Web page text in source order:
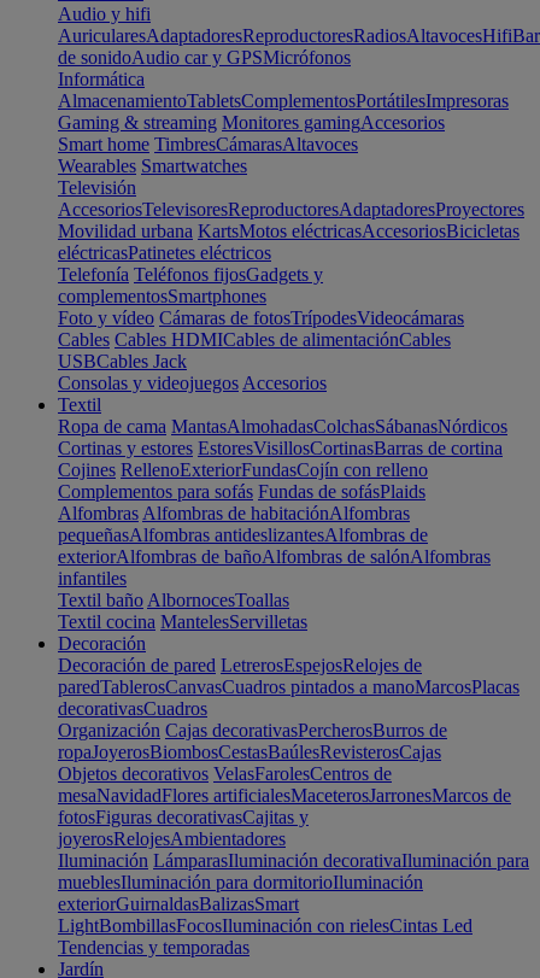
Audio y hifi
AuricularesAdaptadoresReproductoresRadiosAltavocesHifi
de sonidoAudio car y GPSMicrófonos
Informática
AlmacenamientoTabletsComplementosPortátilesImpresoras
Gaming & streaming Monitores gamingAccesorios
Smart home TimbresCámarasAltavoces
Wearables Smartwatches
Televisión
AccesoriosTelevisoresReproductoresAdaptadoresProyectores
Movilidad urbana KartsMotos eléctricasAccesoriosBicicletas
eléctricasPatinetes eléctricos
Telefonía Teléfonos fijosGadgets y
complementosSmartphones
Foto y vídeo Cámaras de fotosTrípodesVideocámaras
Cables Cables HDMICables de alimentaciónCables
USBCables Jack
Consolas y videojuegos Accesorios
Textil
Ropa de cama MantasAlmohadasColchasSábanasNórdicos
Cortinas y estores EstoresVisillosCortinasBarras de cortina
Cojines RellenoExteriorFundasCojín con relleno
Complementos para sofás Fundas de sofásPlaids
Alfombras Alfombras de habitaciónAlfombras
pequeñasAlfombras antideslizantesAlfombras de
exteriorAlfombras de bañoAlfombras de salónAlfombras
infantiles
Textil baño AlbornocesToallas
Textil cocina MantelesServilletas
Decoración
Decoración de pared LetrerosEspejosRelojes de
paredTablerosCanvasCuadros pintados a manoMarcosPlacas
decorativasCuadros
Organización Cajas decorativasPercherosBurros de
ropaJoyerosBiombosCestasBaúlesRevisterosCajas
Objetos decorativos VelasFarolesCentros de
mesaNavidadFlores artificialesMaceterosJarronesMarcos de
fotosFiguras decorativasCajitas y
joyerosRelojesAmbientadores
Iluminación LámparasIluminación decorativaIluminación para
mueblesIluminación para dormitorioIluminación
exteriorGuirnaldasBalizasSmart
LightBombillasFocosIluminación con rielesCintas Led
Tendencias y temporadas
Jardín